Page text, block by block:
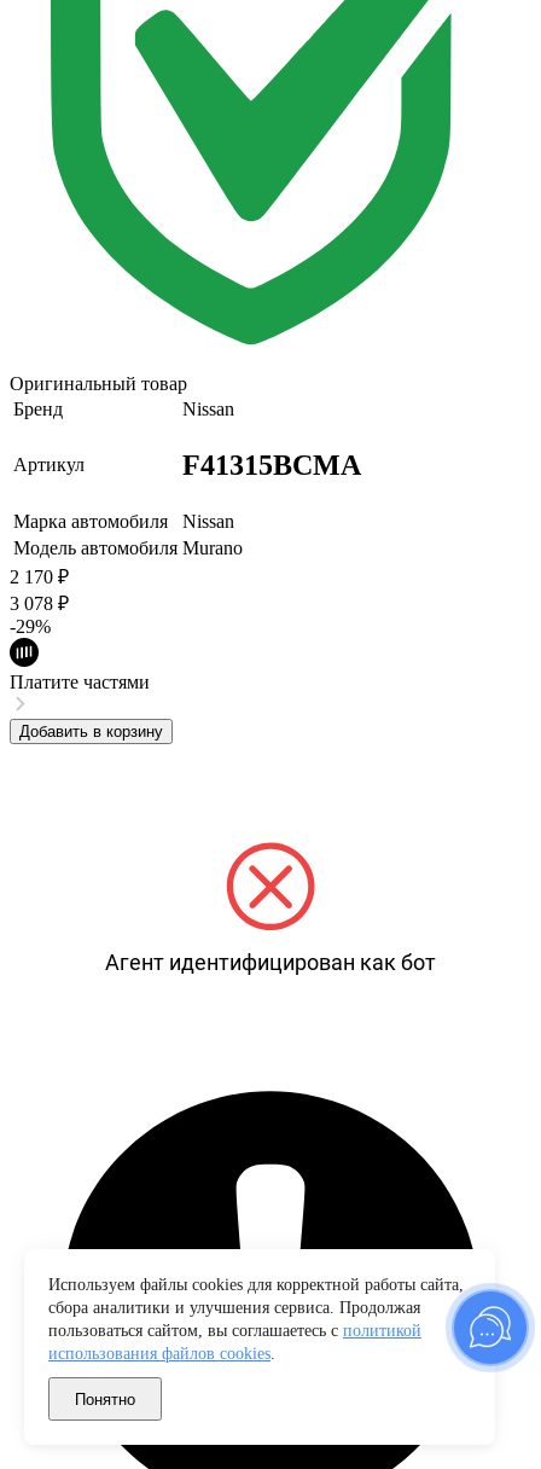
Оригинальный товар
Бренд
Nissan
Артикул F41315BCMA
Марка автомобиля
Nissan
Модель автомобиля Murano
2 170 ₽
3 078 ₽
-29%
Платите частями
Добавить в корзину
Агент идентифицирован как бот
Используем файлы cookies для корректной работы сайта,
сбора аналитики и улучшения сервиса. Продолжая
пользоваться сайтом, вы соглашаетесь с политикой
использования файлов cookies.
Понятно